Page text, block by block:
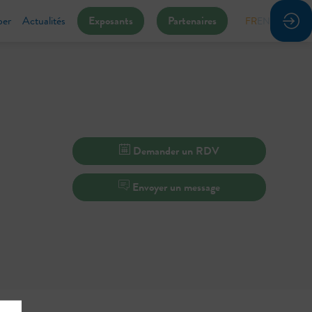
Actualités Exposants Partenaires FR
Demander un RDV
Envoyer un message